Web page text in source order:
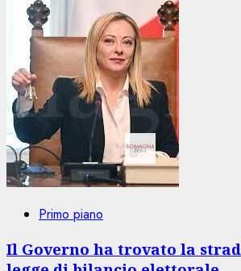
Primo piano
Il Governo ha trovato la